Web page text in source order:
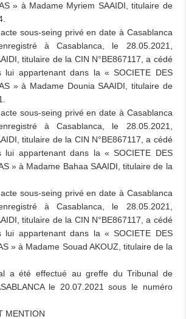
» à Madame Myriem SAAIDI, titulaire de
sous-seing privé en date à Casablanca
à Casablanca, le 28.05.2021,
titulaire de la CIN N°BE867117, a cédé
lui appartenant dans la « SOCIETE DES
» à Madame Dounia SAAIDI, titulaire de
sous-seing privé en date à Casablanca
à Casablanca, le 28.05.2021,
titulaire de la CIN N°BE867117, a cédé
lui appartenant dans la « SOCIETE DES
» à Madame Bahaa SAAIDI, titulaire de la
sous-seing privé en date à Casablanca
à Casablanca, le 28.05.2021,
titulaire de la CIN N°BE867117, a cédé
lui appartenant dans la « SOCIETE DES
» à Madame Souad AKOUZ, titulaire de la
a été effectué au greffe du Tribunal de
le 20.07.2021 sous le numéro
MENTION